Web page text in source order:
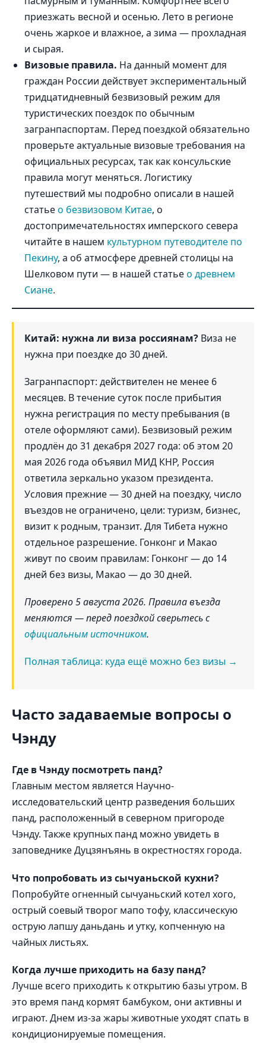
приезжать весной и осенью. Лето в регионе
очень жаркое и влажное, а зима — прохладная
и сырая.
Визовые правила. На данный момент для
граждан России действует экспериментальный
тридцатидневный безвизовый режим для
туристических поездок по обычным
загранпаспортам. Перед поездкой обязательно
проверьте актуальные визовые требования на
официальных ресурсах, так как консульские
правила могут меняться. Логистику
путешествий мы подробно описали в нашей
статьео безвизовом Китае, о
достопримечательностях имперского севера
читайте в нашем культурном путеводителе по
Пекину, а об атмосфере древней столицы на
Шелковом пути — в нашей статьео древнем
Сиане.
Китай: нужна ли виза россиянам? Виза не
нужна при поездке до 30 дней.
Загранпаспорт: действителен не менее 6
месяцев. В течение суток после прибытия
нужна регистрация по месту пребывания (в
отеле оформляют сами). Безвизовый режим
продлён до 31 декабря 2027 года: об этом 20
мая 2026 года объявил МИД КНР, Россия
ответила зеркально указом президента.
Условия прежние — 30 дней на поездку, число
въездов не ограничено, цели: туризм, бизнес,
визит к родным, транзит. Для Тибета нужно
отдельное разрешение. Гонконг и Макао
живут по своим правилам: Гонконг — до 14
дней без визы, Макао — до 30 дней.
Проверено 5 августа 2026. Правила въезда
меняются — перед поездкой сверьтесь с
официальным источником.
Полная таблица: куда ещё можно без визы →
Часто задаваемые вопросы о
Чэнду
Где в Чэнду посмотреть панд?
Главным местом является Научно-
исследовательский центр разведения больших
панд, расположенный в северном пригороде
Чэнду. Также крупных панд можно увидеть в
заповеднике Дуцзянъянь в окрестностях города.
Что попробовать из сычуаньской кухни?
Попробуйте огненный сычуаньский котел хого,
острый соевый творог мапо тофу, классическую
острую лапшу даньдань и утку, копченную на
чайных листьях.
Когда лучше приходить на базу панд?
Лучше всего приходить к открытию базы утром. В
это время панд кормят бамбуком, они активны и
играют. Днем из-за жары животные уходят спать в
кондиционируемые помещения.